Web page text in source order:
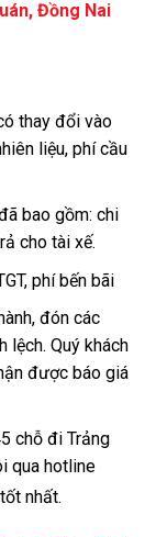
Đồng Nai
thay đổi vào
liệu, phí cầu
bao gồm: chi
cho tài xế.
phí bến bãi
đón các
lệch. Quý khách
được báo giá
chỗ đi Trảng
qua hotline
nhất.